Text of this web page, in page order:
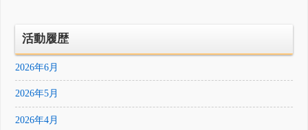
活動履歴
2026年6月
2026年5月
2026年4月